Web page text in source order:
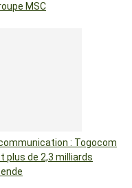
MSC
: Togocom
plus de 2,3 milliards